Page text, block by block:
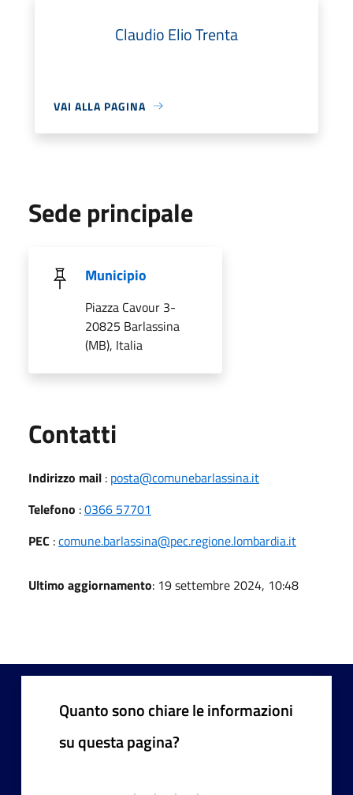
Claudio Elio Trenta
VAI ALLA PAGINA
Sede principale
Municipio
Piazza Cavour 3-
20825 Barlassina
(MB), Italia
Contatti
Indirizzo mail : posta@comunebarlassina.it
Telefono :0366 57701
PEC :comune.barlassina@pec.regione.lombardia.it
Ultimo aggiornamento: 19 settembre 2024, 10:48
Quanto sono chiare le informazioni
su questa pagina?